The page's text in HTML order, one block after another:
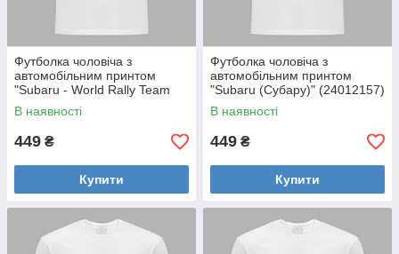
Футболка чоловіча з
автомобільним принтом
"Subaru - World Rally Team
(Subaru - Світова команда з
ралі)
В наявності
449 ₴
Купити
Футболка чоловіча з
автомобільним принтом
"Subaru (Субару)" (24012157)
В наявності
449 ₴
Купити